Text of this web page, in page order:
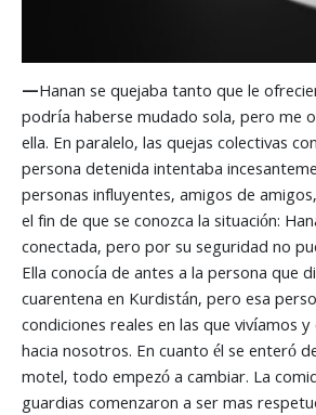
—Hanan se quejaba tanto que le
podría haberse mudado sola, pero me
ella. En paralelo, las quejas colectivas
persona detenida intentaba
personas influyentes, amigos de
el fin de que se conozca la situación:
conectada, pero por su seguridad no
Ella conocía de antes a la persona que
cuarentena en Kurdistán, pero esa
condiciones reales en las que vivíamos
hacia nosotros. En cuanto él se enteró
motel, todo empezó a cambiar. La
guardias comenzaron a ser mas